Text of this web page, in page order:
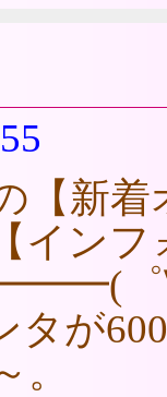
【新着
インフ
━━━(
タが